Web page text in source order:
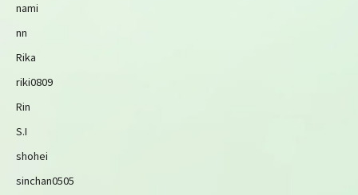
nami
nn
Rika
riki0809
Rin
S.I
shohei
sinchan0505